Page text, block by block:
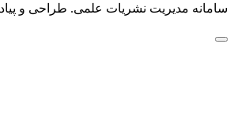
سامانه مدیریت نشریات علمی. طراحی و